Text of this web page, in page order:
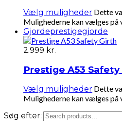
Vælg muligheder Dette
Mulighederne kan vælges på
Gjordeprestigegjorde
2.999 kr.
Prestige A53 Safety
Vælg muligheder Dette
Mulighederne kan vælges på
Søg efter: